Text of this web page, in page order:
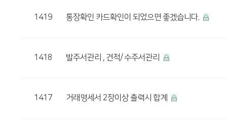
1419 통장확인 카드확인이 되었으면 좋겠습니다.
1418 발주서관리 , 견적/ 수주서관리
1417 거래명세서 2장이상 출력시 합계